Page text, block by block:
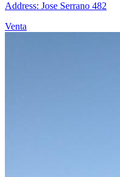
Address: Jose Serrano 482
Venta